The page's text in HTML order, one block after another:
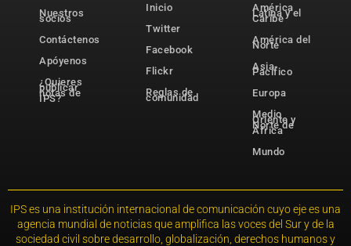
Nuestros
socios
Contáctenos
Apóyenos
¿Quieres
publicar
notas de
IPS?
Inicio
Twitter
Facebook
Flickr
Reglas de
comunidad
América
Latina y el
Caribe
América del
Norte
Asia-
Pacífico
Europa
Medio
Oriente y
Norte de
África
Mundo
IPS es una institución internacional de comunicación cuyo eje es una
agencia mundial de noticias que amplifica las voces del Sur y de la
sociedad civil sobre desarrollo, globalización, derechos humanos y